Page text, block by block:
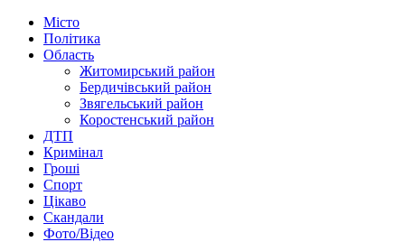
Місто
Політика
Область
Житомирський район
Бердичівський район
Звягельський район
Коростенський район
ДТП
Кримінал
Гроші
Спорт
Цікаво
Скандали
Фото/Відео